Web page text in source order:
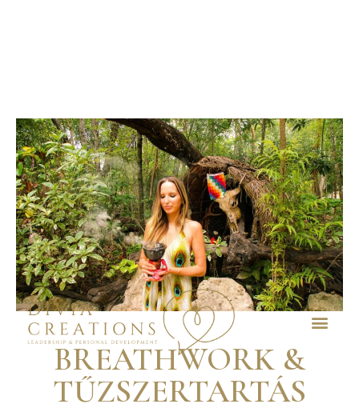
BREATHWORK &
TŰZSZERTARTÁS